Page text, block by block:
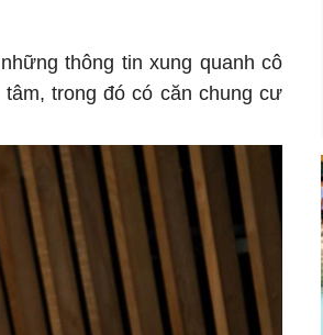
thông tin xung quanh cô
trong đó có căn chung cư